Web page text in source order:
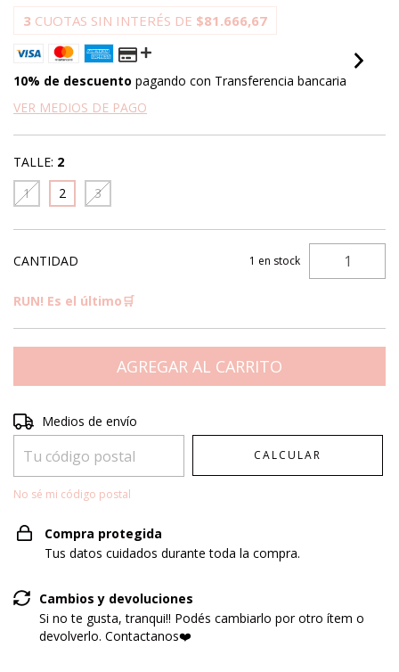
3 CUOTAS SIN INTERÉS DE $81.666,67
10% de descuento pagando con Transferencia bancaria
VER MEDIOS DE PAGO
TALLE: 2
1
2 3
CANTIDAD 1 en stock
RUN! Es el último🛒
Entregas para el CP:
Medios de envío
CALCULAR
No sé mi código postal
Compra protegida
Tus datos cuidados durante toda la compra.
Cambios y devoluciones
Si no te gusta, tranqui!! Podés cambiarlo por otro ítem o
devolverlo. Contactanos❤️